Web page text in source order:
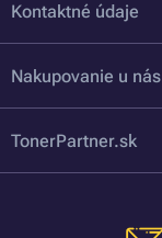
Kontaktné údaje
Nakupovanie u nás
TonerPartner.sk